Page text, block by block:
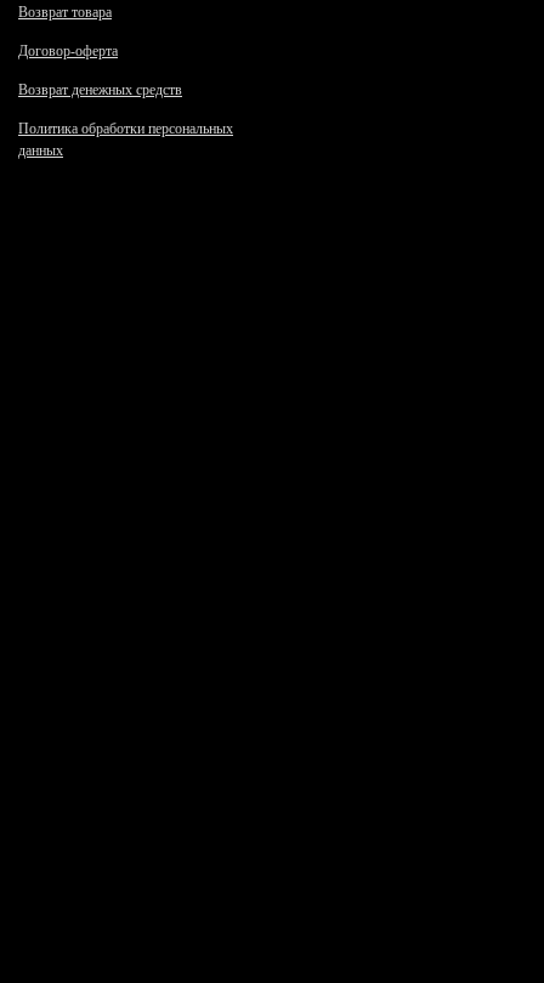
Возврат товара
Договор-оферта
Возврат денежных средств
Политика обработки персональных
данных